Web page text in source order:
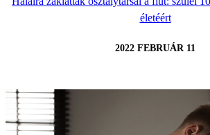
életéért
2022 FEBRUÁR 11